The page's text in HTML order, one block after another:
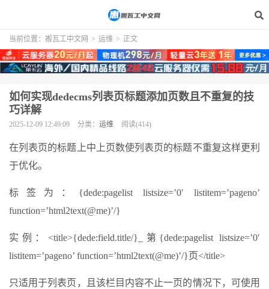
当前位置： 搬瓦工中文网 > 运维 > 正文
如何实现dedecms列表页标题添加页数且不重复的技
巧详解
2025-12-09 12:49:09 分类： 运维 阅读(414)
在列表页的标题上中上页数使列表页的标题不重复这样更利
于优化。
标签为：{dede:pagelist listsize=’0′ listitem=’pageno’
function=’html2text(@me)’/}
实例：<title>{dede:field.title/}_第{dede:pagelist listsize=’0′
listitem=’pageno’ function=’html2text(@me)’/}页</title>
只适用于列表页，且该栏目内容不止一页的情况下，可使用